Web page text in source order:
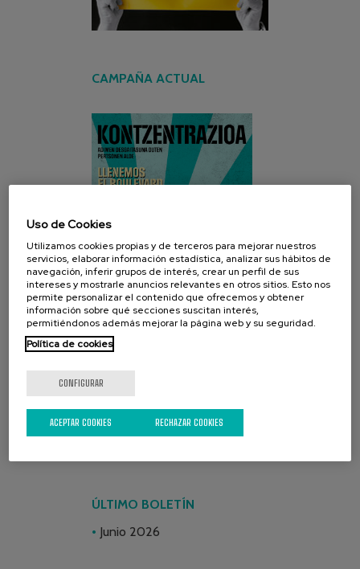
CAMPAÑA ACTUAL
REDES SOCIALES
ÚLTIMO BOLETÍN
Junio 2026
Uso de Cookies
Utilizamos cookies propias y de terceros para mejorar nuestros
servicios, elaborar información estadística, analizar sus hábitos de
navegación, inferir grupos de interés, crear un perfil de sus
intereses y mostrarle anuncios relevantes en otros sitios. Esto nos
permite personalizar el contenido que ofrecemos y obtener
información sobre qué secciones suscitan interés,
permitiéndonos además mejorar la página web y su seguridad.
Política de cookies
CONFIGURAR
RECHAZAR COOKIES
ACEPTAR COOKIES